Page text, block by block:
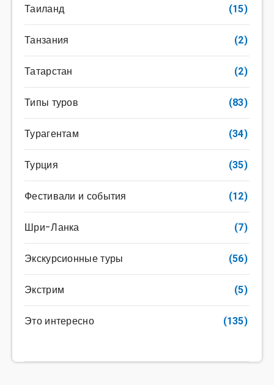
Таиланд (15)
Танзания (2)
Татарстан (2)
Типы туров (83)
Турагентам (34)
Турция (35)
Фестивали и события (12)
Шри-Ланка (7)
Экскурсионные туры (56)
Экстрим (5)
Это интересно (135)